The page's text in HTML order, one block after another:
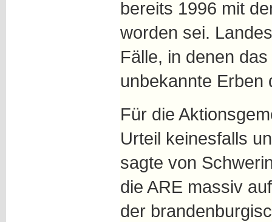
bereits 1996 mit
worden sei.
Fälle, in denen
unbekannte Erben
Für die
Urteil keinesfalls
sagte von
die ARE massiv
der